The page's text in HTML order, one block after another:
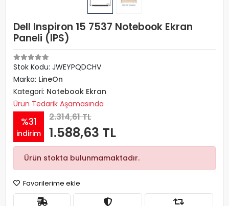
Dell Inspiron 15 7537 Notebook Ekran
Paneli (IPS)
Stok Kodu: JWEYPQDCHV
Marka: LineOn
Kategori: Notebook Ekran
Ürün Tedarik Aşamasında
%31
indirim
2.314,61 TL
1.588,63 TL
Ürün stokta bulunmamaktadır.
Favorilerime ekle